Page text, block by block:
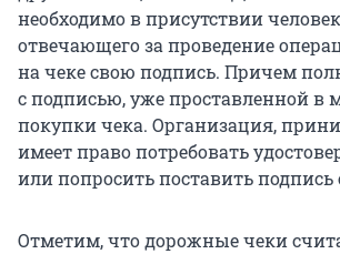
необходимо в присутствии
отвечающего за проведение
на чеке свою подпись. Причем
с подписью, уже проставленной в
покупки чека. Организация,
имеет право потребовать
или попросить поставить подпись
Отметим, что дорожные чеки